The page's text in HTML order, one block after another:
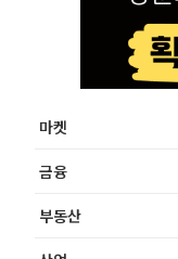
마켓
금융
부동산